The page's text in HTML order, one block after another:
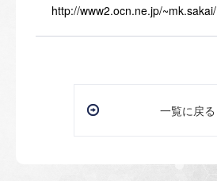
http://www2.ocn.ne.jp/~mk.sakai/
一覧に戻る